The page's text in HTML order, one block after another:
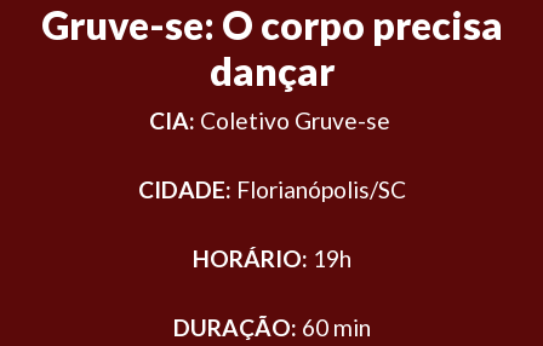
Gruve-se: O corpo precisa
dançar
CIA: Coletivo Gruve-se
CIDADE: Florianópolis/SC
HORÁRIO: 19h
DURAÇÃO: 60 min